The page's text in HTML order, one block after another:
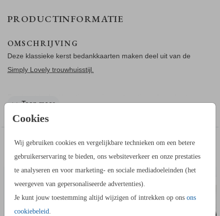
Cookies
Wij gebruiken cookies en vergelijkbare technieken om een betere
gebruikerservaring te bieden, ons websiteverkeer en onze prestaties
te analyseren en voor marketing- en sociale mediadoeleinden (het
weergeven van gepersonaliseerde advertenties).
Je kunt jouw toestemming altijd wijzigen of intrekken op ons ons
cookiebeleid
PRODUCTINFORMATIE
OMSCHRIJVING
Deze klassieke kerst bedankkaarten maken deel uit van de
Simply Lovely trouwhuisstijl.
OVER HET TOUWTJE
Een touwtje is optioneel en extra bij de bedankkaarten te
bestellen. Je kunt bij je proefdruk een bosje
touw
bestellen
zodat je thuis kunt kijken hoe dit bedankkaartje met touwtje er
uit ziet.
Toon meer
IN DEZELFDE STIJL KUN JE DIT OOK
BESTELLEN